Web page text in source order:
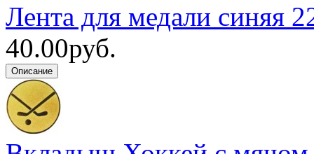
Лента для медали синяя
40.00руб.